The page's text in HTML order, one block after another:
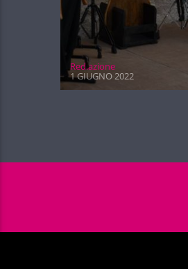
Red.azione
1 GIUGNO 2022